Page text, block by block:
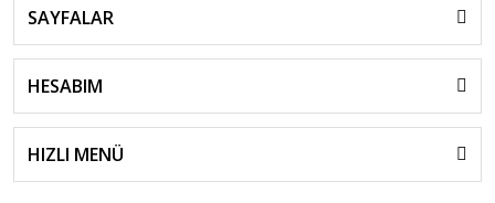
SAYFALAR
HESABIM
HIZLI MENÜ